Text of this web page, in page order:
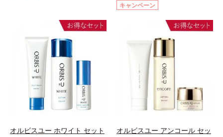
キャンペーン
オルビスユー ホワイト セット
オルビスユー アンコール セッ